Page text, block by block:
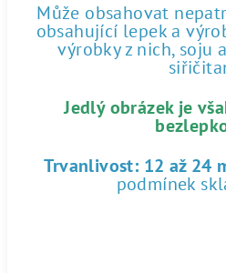
Může obsahovat
obsahující lepek a
výrobky z nich, soju
Jedlý obrázek je
Trvanlivost: 12 až 24
podmínek